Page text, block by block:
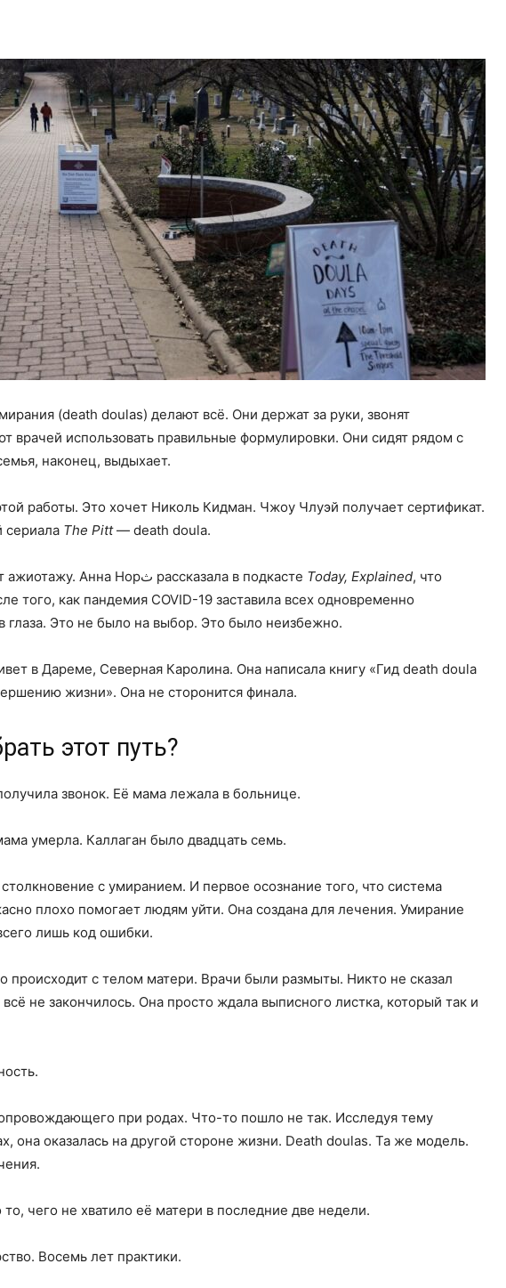
(death doulas) делают всё. Они держат за руки, звонят
врачей использовать правильные формулировки. Они сидят рядом с
наконец, выдыхает.
работы. Это хочет Николь Кидман. Чжоу Члуэй получает сертификат.
сериала The Pitt— death doula.
Слава соответствует ажиотажу. Анна Норث рассказала в подкасте Today, Explained, что
того, как пандемия COVID-19 заставила всех одновременно
глаза. Это не было на выбор. Это было неизбежно.
в Дареме, Северная Каролина. Она написала книгу «Гид death doula
жизни». Она не сторонится финала.
этот путь?
звонок. Её мама лежала в больнице.
умерла. Каллаган было двадцать семь.
с умиранием. И первое осознание того, что система
плохо помогает людям уйти. Она создана для лечения. Умирание
лишь код ошибки.
происходит с телом матери. Врачи были размыты. Никто не сказал
не закончилось. Она просто ждала выписного листка, который так и
при родах. Что-то пошло не так. Исследуя тему
она оказалась на другой стороне жизни. Death doulas. Та же модель.
чего не хватило её матери в последние две недели.
Восемь лет практики.